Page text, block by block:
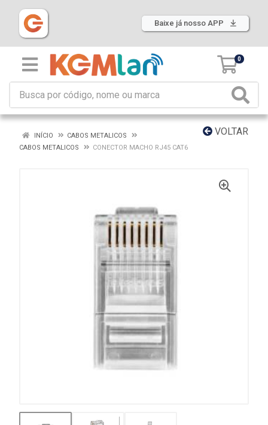
Baixe já nosso APP
0
VOLTAR
INÍCIO
CABOS METALICOS
CABOS METALICOS
CONECTOR MACHO RJ45 CAT6